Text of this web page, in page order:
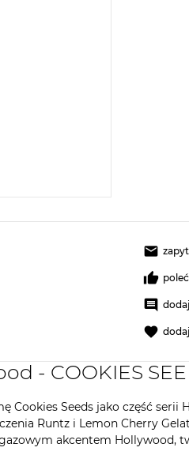
- COOKIES
Seeds jako część serii
Runtz i Lemon Cherry
akcentem Hollywood,